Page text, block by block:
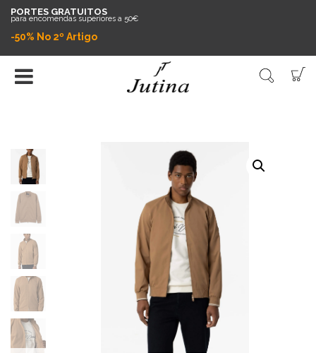
PORTES GRATUITOS
para encomendas superiores a 50€
-50% No 2º Artigo